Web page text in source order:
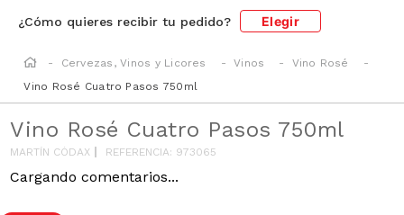
¿Cómo quieres recibir tu pedido? Elegir
Cervezas, Vinos y Licores Vinos
Vino Rosé
Vino Rosé Cuatro Pasos 750ml
Vino Rosé Cuatro Pasos 750ml
MARTÍN CÓDAX REFERENCIA: 973065
Cargando comentarios...